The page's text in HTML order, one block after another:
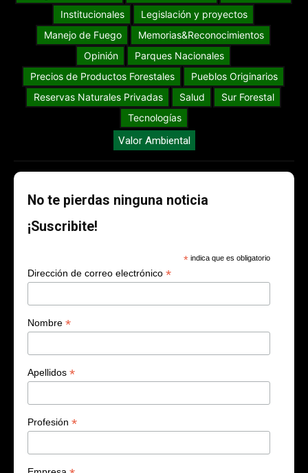
Institucionales
Legislación y proyectos
Manejo de Fuego
Memorias&Reconocimientos
Opinión
Parques Nacionales
Precios de Productos Forestales
Pueblos Originarios
Reservas Naturales Privadas
Salud
Sur Forestal
Tecnologías
Valor Ambiental
No te pierdas ninguna noticia
¡Suscribite!
* indica que es obligatorio
Dirección de correo electrónico *
Nombre *
Apellidos *
Profesión *